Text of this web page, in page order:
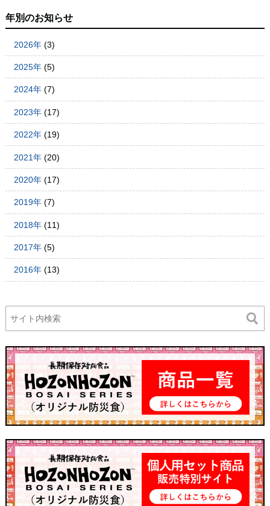
年別のお知らせ
2026年(3)
2025年(5)
2024年(7)
2023年(17)
2022年(19)
2021年(20)
2020年(17)
2019年(7)
2018年(11)
2017年(5)
2016年(13)